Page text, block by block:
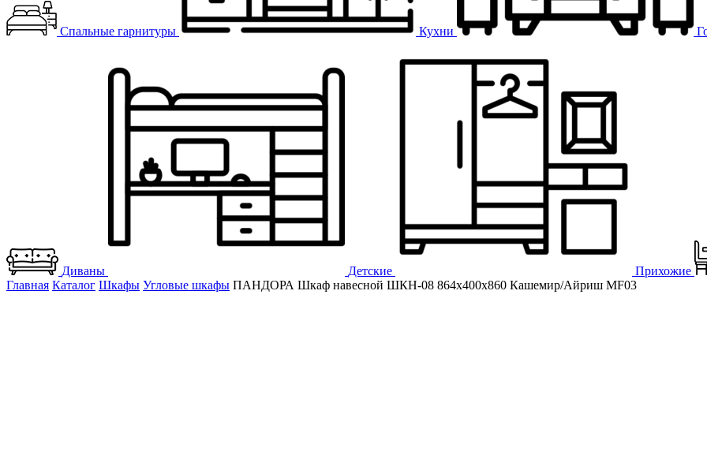
Спальные гарнитуры Кухни
Диваны Детские Прихожие
Главная Каталог Шкафы Угловые шкафы ПАНДОРА Шкаф навесной ШКН-08 864х400х860 Кашемир/Айриш MF03